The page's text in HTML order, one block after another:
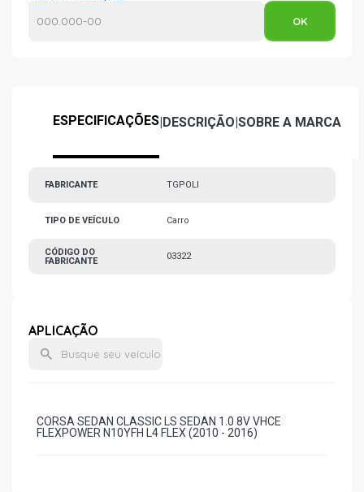
ESPECIFICAÇÕES|DESCRIÇÃO|SOBRE A MARCA
FABRICANTE TGPOLI
TIPO DE VEÍCULO Carro
CÓDIGO DO
FABRICANTE
03322
APLICAÇÃO
CORSA SEDAN CLASSIC LS SEDAN 1.0 8V VHCE
FLEXPOWER N10YFH L4 FLEX (2010 - 2016)